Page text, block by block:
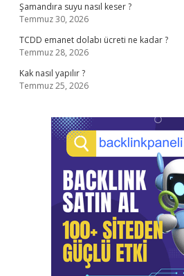
Şamandıra suyu nasıl keser ?
Temmuz 30, 2026
TCDD emanet dolabı ücreti ne kadar ?
Temmuz 28, 2026
Kak nasıl yapılır ?
Temmuz 25, 2026